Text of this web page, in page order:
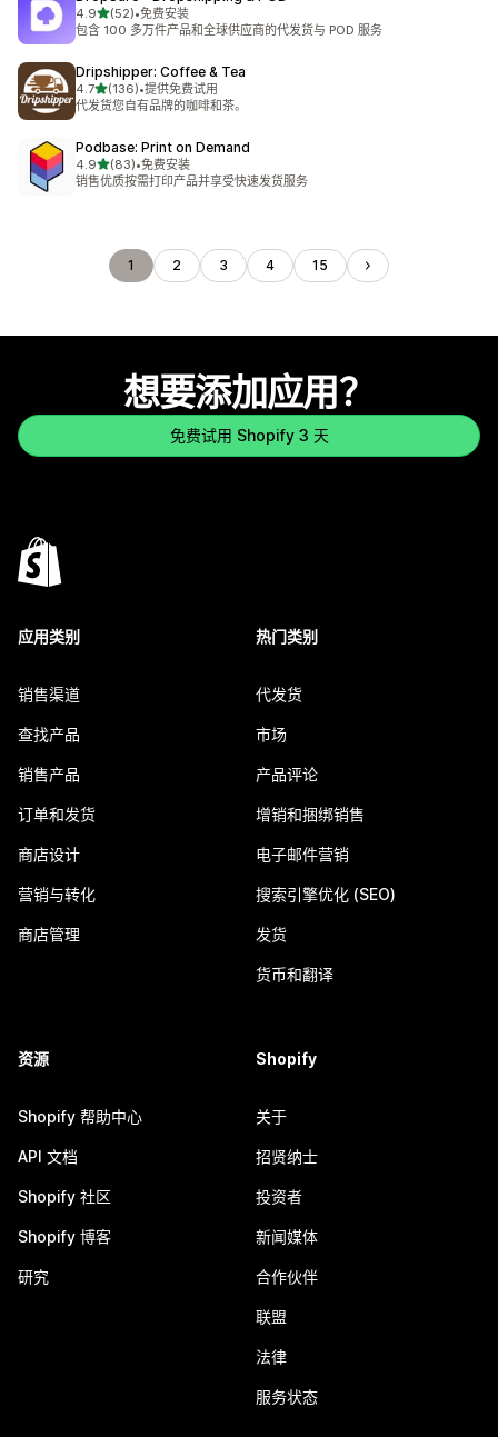
4.9星（满分 5 星）
(52)
总共 52 条评论
•免费安装
包含 100 多万件产品和全球供应商的代发货与 POD 服务
Dripshipper: Coffee & Tea
4.7星（满分 5 星）
(136)
总共 136 条评论
•提供免费试用
代发货您自有品牌的咖啡和茶。
Podbase: Print on Demand
4.9星（满分 5 星）
(83)
总共 83 条评论
•免费安装
销售优质按需打印产品并享受快速发货服务
1 2 3 4 15
想要添加应用？
免费试用 Shopify 3 天
应用类别
销售渠道
查找产品
销售产品
订单和发货
商店设计
营销与转化
商店管理
热门类别
代发货
市场
产品评论
增销和捆绑销售
电子邮件营销
搜索引擎优化 (SEO)
发货
货币和翻译
资源
Shopify 帮助中心
API 文档
Shopify 社区
Shopify 博客
研究
Shopify
关于
招贤纳士
投资者
新闻媒体
合作伙伴
联盟
法律
服务状态